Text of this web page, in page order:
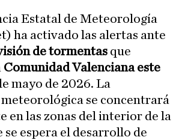
Estatal de Meteorología
ha activado las alertas ante
de tormentas que
Comunidad Valenciana este
mayo de 2026. La
se concentrará
en las zonas del interior de la
se espera el desarrollo de